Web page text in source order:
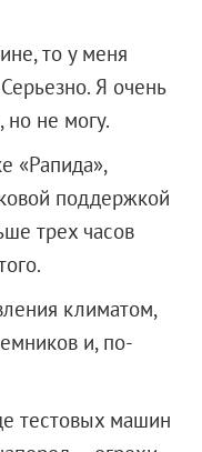
то у меня
Я очень
но не могу.
«Рапида»,
поддержкой
трех часов
климатом,
и, по-
тестовых машин